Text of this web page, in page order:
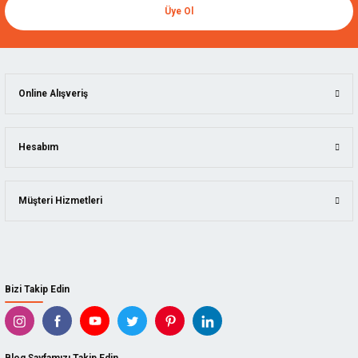
Üye Ol
Bizi Takip Edin
Online Alışveriş
Hesabım
Müşteri Hizmetleri